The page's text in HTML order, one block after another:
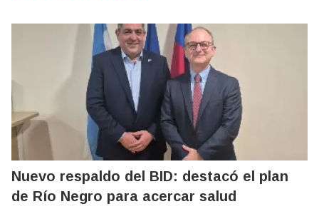
Nuevo respaldo del BID: destacó el plan
de Río Negro para acercar salud